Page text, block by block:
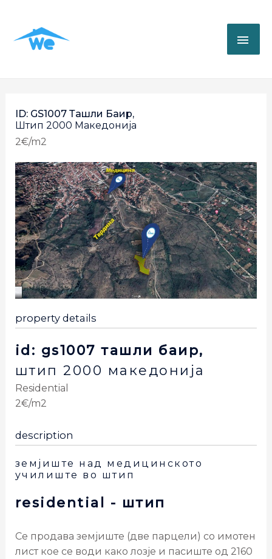
ID: GS1007 Ташли Баир,
Штип 2000 Македонија
2€/m2
property details
id: gs1007 ташли баир,
штип 2000 македонија
Residential
2€/m2
description
земјиште над медицинското
училиште во штип
residential - штип
Се продава земјиште (две парцели) со имотен
лист кое се води како лозје и пасиште од 2160